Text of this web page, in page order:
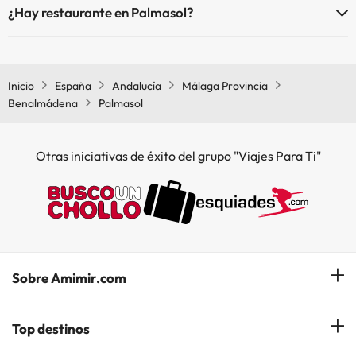
¿Hay restaurante en Palmasol?
Inicio España Andalucía
Málaga Provincia
Benalmádena
Palmasol
Otras iniciativas de éxito del grupo "Viajes Para Ti"
Sobre Amimir.com
¿Quiénes somos?
Top destinos